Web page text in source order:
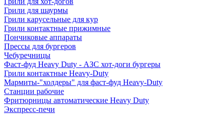
Грили для шаурмы
Грили карусельные для кур
Грили контактные прижимные
Пончиковые аппараты
Прессы для бургеров
Чебуречницы
Фаст-фуд Heavy Duty - АЗС хот-доги бургеры
Грили контактные Heavy-Duty
Мармиты-"холдеры" для фаст-фуд Heavy-Duty
Станции рабочие
Фритюрницы автоматические Heavy Duty
Экспресс-печи